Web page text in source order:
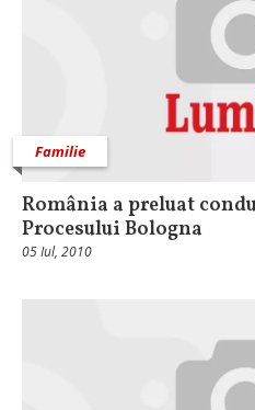
Familie
România a preluat
Procesului Bologna
05 Iul, 2010